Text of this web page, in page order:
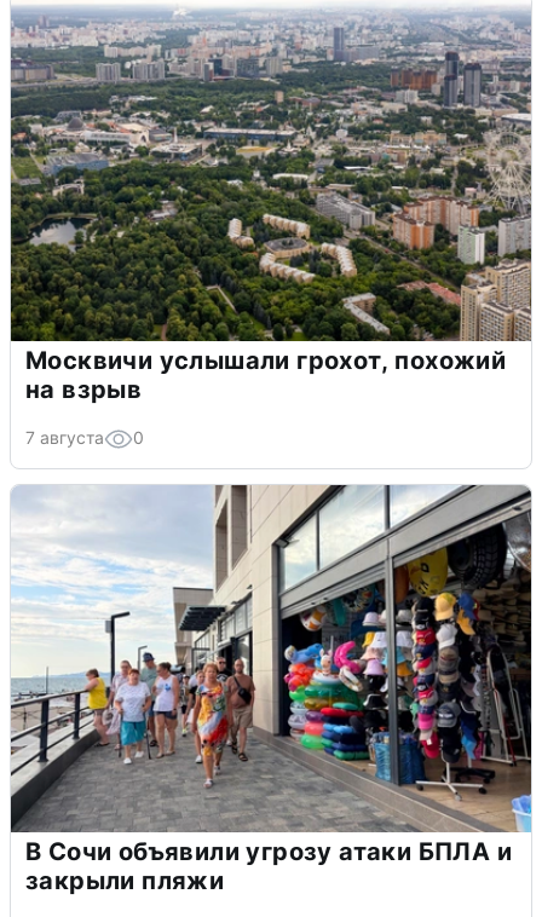
Москвичи услышали грохот, похожий
на взрыв
7 августа 0
В Сочи объявили угрозу атаки БПЛА и
закрыли пляжи